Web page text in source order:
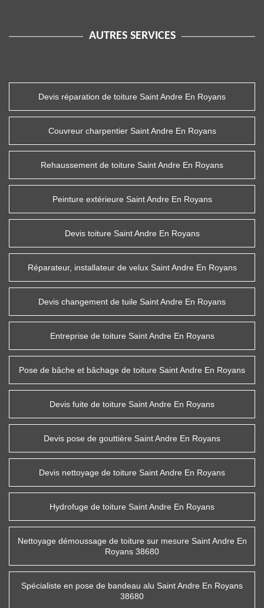
AUTRES SERVICES
Devis réparation de toiture Saint Andre En Royans
Couvreur charpentier Saint Andre En Royans
Rehaussement de toiture Saint Andre En Royans
Peinture extérieure Saint Andre En Royans
Devis toiture Saint Andre En Royans
Réparateur, installateur de velux Saint Andre En Royans
Devis changement de tuile Saint Andre En Royans
Entreprise de toiture Saint Andre En Royans
Pose de bâche et bâchage de toiture Saint Andre En Royans
Devis fuite de toiture Saint Andre En Royans
Devis pose de gouttière Saint Andre En Royans
Devis nettoyage de toiture Saint Andre En Royans
Hydrofuge de toiture Saint Andre En Royans
Nettoyage démoussage de toiture sur mesure Saint Andre En
Royans 38680
Spécialiste en pose de bandeau alu Saint Andre En Royans
38680